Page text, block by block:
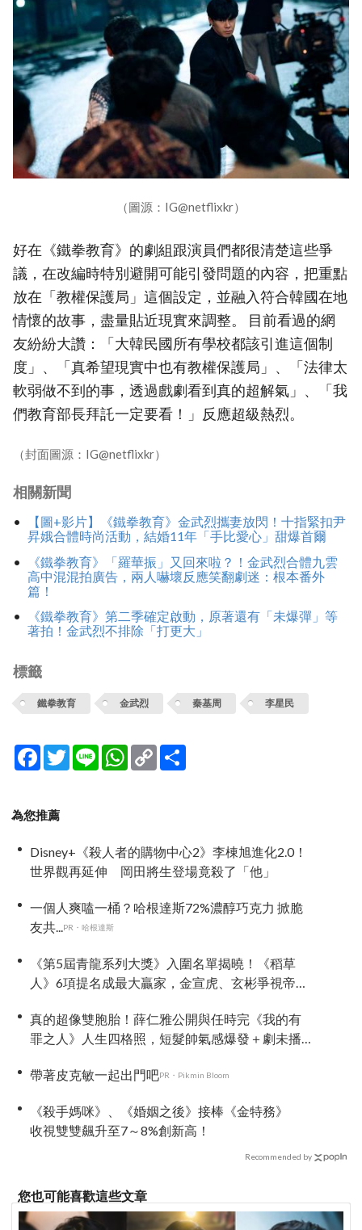
（圖源：IG@netflixkr）
好在《鐵拳教育》的劇組跟演員們都很清楚這些爭
議，在改編時特別避開可能引發問題的內容，把重點
放在「教權保護局」這個設定，並融入符合韓國在地
情懷的故事，盡量貼近現實來調整。 目前看過的網
友紛紛大讚：「大韓民國所有學校都該引進這個制
度」、「真希望現實中也有教權保護局」、「法律太
軟弱做不到的事，透過戲劇看到真的超解氣」、「我
們教育部長拜託一定要看！」反應超級熱烈。
（封面圖源：IG@netflixkr）
相關新聞
【圖+影片】《鐵拳教育》金武烈攜妻放閃！十指緊扣尹
昇娥合體時尚活動，結婚11年「手比愛心」甜爆首爾
《鐵拳教育》「羅華振」又回來啦？！金武烈合體九雲
高中混混拍廣告，兩人嚇壞反應笑翻劇迷：根本番外
篇！
《鐵拳教育》第二季確定啟動，原著還有「未爆彈」等
著拍！金武烈不排除「打更大」
標籤
鐵拳教育 金武烈 秦基周 李星民
Facebook
TwitterLine WhatsApp
Copy
Link
為您推薦
Disney+《殺人者的購物中心2》李棟旭進化2.0！
世界觀再延伸 岡田將生登場竟殺了「他」
一個人爽嗑一桶？哈根達斯72%濃醇巧克力 掀脆
友共...PR・哈根達斯
《第5屆青龍系列大獎》入圍名單揭曉！《稻草
人》6項提名成最大贏家，金宣虎、玄彬爭視帝，
真的超像雙胞胎！薛仁雅公開與任時完《我的有
罪之人》人生四格照，短髮帥氣感爆發＋劇未播
帶著皮克敏一起出門吧PR・Pikmin Bloom
《殺手媽咪》、《婚姻之後》接棒《金特務》
收視雙雙飆升至7～8%創新高！
Recommended by
您也可能喜歡這些文章